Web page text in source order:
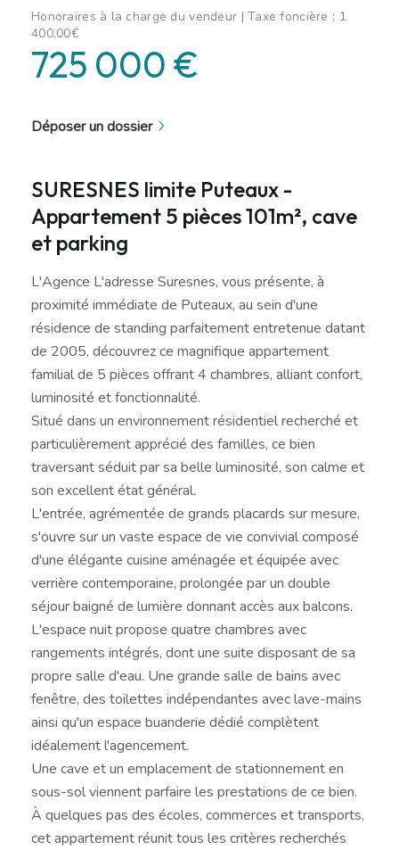
Honoraires à la charge du vendeur | Taxe foncière : 1
400,00€
725 000 €
Déposer un dossier
SURESNES limite Puteaux -
Appartement 5 pièces 101m², cave
et parking
L'Agence L'adresse Suresnes, vous présente, à
proximité immédiate de Puteaux, au sein d'une
résidence de standing parfaitement entretenue datant
de 2005, découvrez ce magnifique appartement
familial de 5 pièces offrant 4 chambres, alliant confort,
luminosité et fonctionnalité.
Situé dans un environnement résidentiel recherché et
particulièrement apprécié des familles, ce bien
traversant séduit par sa belle luminosité, son calme et
son excellent état général.
L'entrée, agrémentée de grands placards sur mesure,
s'ouvre sur un vaste espace de vie convivial composé
d'une élégante cuisine aménagée et équipée avec
verrière contemporaine, prolongée par un double
séjour baigné de lumière donnant accès aux balcons.
L'espace nuit propose quatre chambres avec
rangements intégrés, dont une suite disposant de sa
propre salle d'eau. Une grande salle de bains avec
fenêtre, des toilettes indépendantes avec lave-mains
ainsi qu'un espace buanderie dédié complètent
idéalement l'agencement.
Une cave et un emplacement de stationnement en
sous-sol viennent parfaire les prestations de ce bien.
À quelques pas des écoles, commerces et transports,
cet appartement réunit tous les critères recherchés